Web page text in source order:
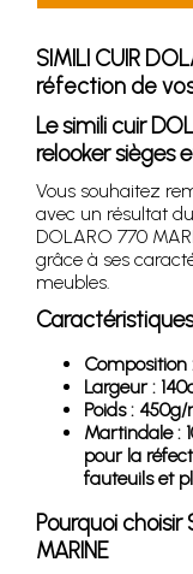
SIMILI CUIR
réfection de
Le simili cuir
relooker sièges
Vous souhaitez
avec un résultat
DOLARO 770
grâce à ses
meubles.
Composition
Largeur :
Poids : 450g/
Martindale :
pour la
fauteuils et
Pourquoi choisir
MARINE